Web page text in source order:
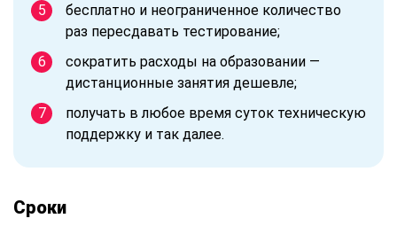
бесплатно и неограниченное количество
раз пересдавать тестирование;
сократить расходы на образовании —
дистанционные занятия дешевле;
получать в любое время суток техническую
поддержку и так далее.
Сроки